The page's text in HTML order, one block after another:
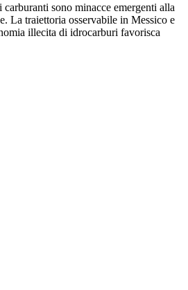
sono minacce emergenti alla
La traiettoria osservabile in Messico e
illecita di idrocarburi favorisca